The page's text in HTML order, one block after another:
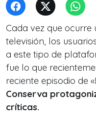
Cada vez que
televisión, los
a este tipo de
fue lo que
reciente episodio de
Conserva
críticas.